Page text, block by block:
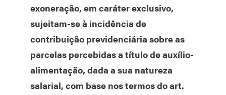
exoneração, em caráter exclusivo,
sujeitam-se à incidência de
contribuição previdenciária sobre as
parcelas percebidas a título de auxílio-
alimentação, dada a sua natureza
salarial, com base nos termos do art.